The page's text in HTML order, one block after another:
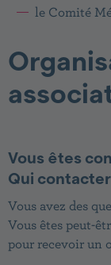
le Comité
Vous êtes
Qui
Vous avez des
Vous êtes peut-
pour recevoir un